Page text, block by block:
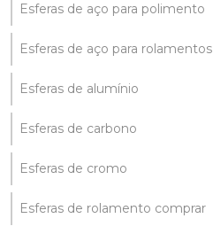
Esferas de aço para polimento
Esferas de aço para rolamentos
Esferas de alumínio
Esferas de carbono
Esferas de cromo
Esferas de rolamento comprar